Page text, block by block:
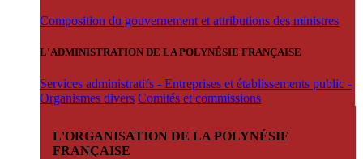
Composition du gouvernement et attributions des ministres
L'ADMINISTRATION DE LA POLYNÉSIE FRANÇAISE
Services administratifs - Entreprises et établissements public -
Organismes divers Comités et commissions
L'ORGANISATION DE LA POLYNÉSIE
FRANÇAISE